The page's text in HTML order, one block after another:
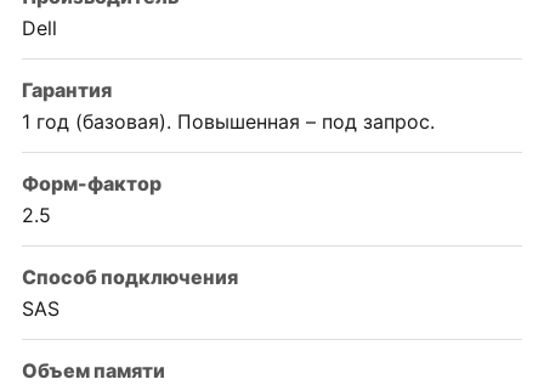
Dell
Гарантия
1 год (базовая). Повышенная – под запрос.
Форм-фактор
2.5
Способ подключения
SAS
Объем памяти